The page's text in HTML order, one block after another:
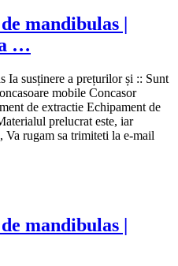
mandibulas |
…
Ia susținere a prețurilor și :: Sunt
mobile Concasor
de extractie Echipament de
prelucrat este, iar
Va rugam sa trimiteti la e-mail
mandibulas |